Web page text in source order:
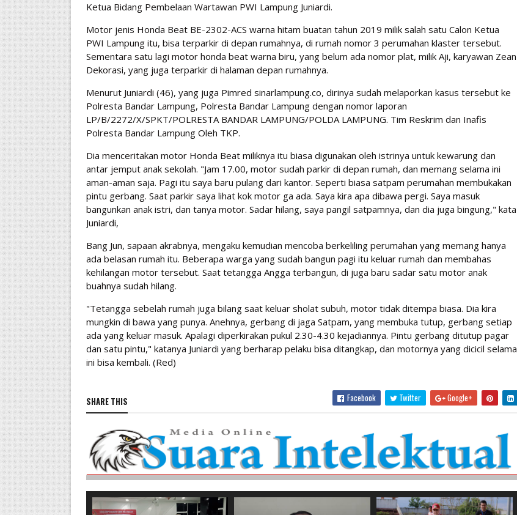
Ketua Bidang Pembelaan Wartawan PWI Lampung Juniardi.
Motor jenis Honda Beat BE-2302-ACS warna hitam buatan tahun 2019 milik salah satu Calon Ketua
PWI Lampung itu, bisa terparkir di depan rumahnya, di rumah nomor 3 perumahan klaster tersebut.
Sementara satu lagi motor honda beat warna biru, yang belum ada nomor plat, milik Aji, karyawan Zean
Dekorasi, yang juga terparkir di halaman depan rumahnya.
Menurut Juniardi (46), yang juga Pimred sinarlampung.co, dirinya sudah melaporkan kasus tersebut ke
Polresta Bandar Lampung, Polresta Bandar Lampung dengan nomor laporan
LP/B/2272/X/SPKT/POLRESTA BANDAR LAMPUNG/POLDA LAMPUNG. Tim Reskrim dan Inafis
Polresta Bandar Lampung Oleh TKP.
Dia menceritakan motor Honda Beat miliknya itu biasa digunakan oleh istrinya untuk kewarung dan
antar jemput anak sekolah. "Jam 17.00, motor sudah parkir di depan rumah, dan memang selama ini
aman-aman saja. Pagi itu saya baru pulang dari kantor. Seperti biasa satpam perumahan membukakan
pintu gerbang. Saat parkir saya lihat kok motor ga ada. Saya kira apa dibawa pergi. Saya masuk
bangunkan anak istri, dan tanya motor. Sadar hilang, saya pangil satpamnya, dan dia juga bingung," kata
Juniardi,
Bang Jun, sapaan akrabnya, mengaku kemudian mencoba berkeliling perumahan yang memang hanya
ada belasan rumah itu. Beberapa warga yang sudah bangun pagi itu keluar rumah dan membahas
kehilangan motor tersebut. Saat tetangga Angga terbangun, di juga baru sadar satu motor anak
buahnya sudah hilang.
"Tetangga sebelah rumah juga bilang saat keluar sholat subuh, motor tidak ditempa biasa. Dia kira
mungkin di bawa yang punya. Anehnya, gerbang di jaga Satpam, yang membuka tutup, gerbang setiap
ada yang keluar masuk. Apalagi diperkirakan pukul 2.30-4.30 kejadiannya. Pintu gerbang ditutup pagar
dan satu pintu," katanya Juniardi yang berharap pelaku bisa ditangkap, dan motornya yang dicicil selama
ini bisa kembali. (Red)
SHARE THIS Facebook Twitter Google+